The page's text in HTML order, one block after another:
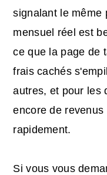
signalant le même
mensuel réel est
ce que la page de
frais cachés
autres, et pour les
encore de
rapidement.
Si vous vous